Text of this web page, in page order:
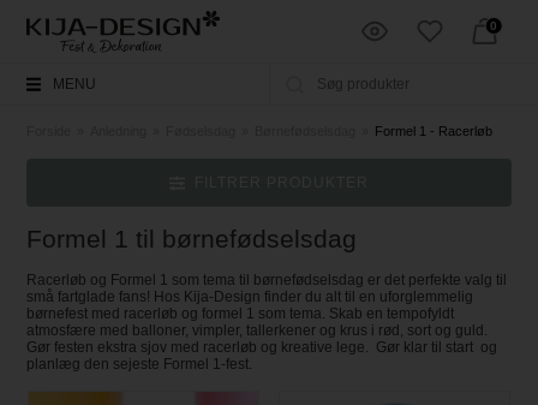
0
MENU
Formel 1 - Racerløb
Formel 1 til børnefødselsdag
Racerløb og Formel 1 som tema til børnefødselsdag er det perfekte valg til
små fartglade fans! Hos Kija-Design finder du alt til en uforglemmelig
børnefest med racerløb og formel 1 som tema. Skab en tempofyldt
atmosfære med balloner, vimpler, tallerkener og krus i rød, sort og guld.
Gør festen ekstra sjov med racerløb og kreative lege. Gør klar til start og
planlæg den sejeste Formel 1-fest.